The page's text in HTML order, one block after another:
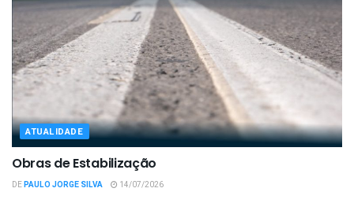
ATUALIDADE
Obras de Estabilização
DEPAULO JORGE SILVA 14/07/2026